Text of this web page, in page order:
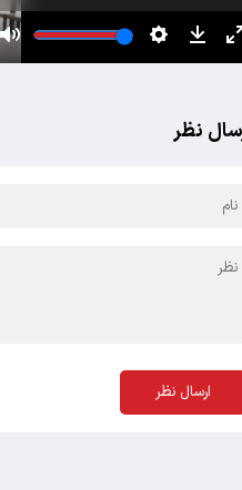
نظر
ارسال نظر